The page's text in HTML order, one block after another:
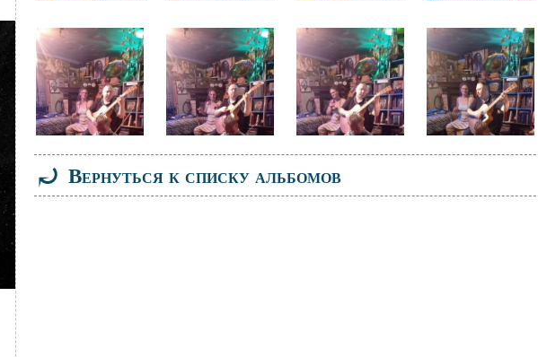
Файл
изображения
Файл
изображения
Файл
изображения
Файл
изображения
⤾ Вернуться к списку альбомов